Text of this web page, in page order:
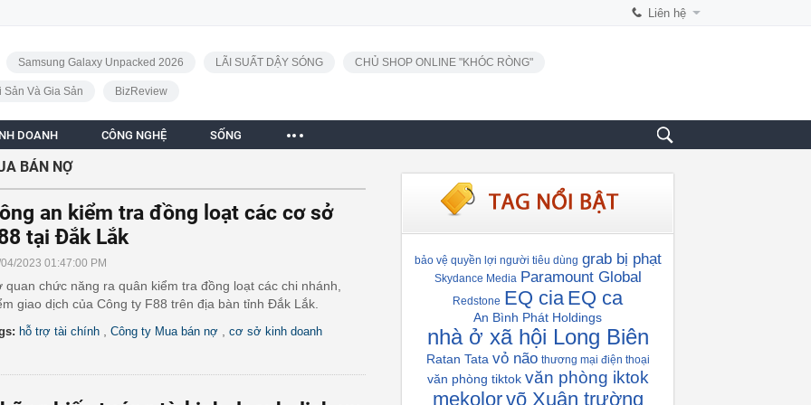
Liên hệ
Samsung Galaxy Unpacked 2026 LÃI SUẤT DẬY SÓNG CHỦ SHOP ONLINE "KHÓC RÒNG"
Sản Và Gia Sản BizReview
DOANH CÔNG NGHỆ SỐNG
BÁN NỢ
an kiểm tra đồng loạt các cơ sở
tại Đắk Lắk
2023 01:47:00 PM
quan chức năng ra quân kiểm tra đồng loạt các chi nhánh,
giao dịch của Công ty F88 trên địa bàn tỉnh Đắk Lắk.
hỗ trợ tài chính Công ty Mua bán nợ cơ sở kinh doanh
bảo vệ quyền lợi người tiêu dùng grab bị phạt
Skydance Media Paramount Global
Redstone EQ cia EQ ca
An Bình Phát Holdings
nhà ở xã hội Long Biên
Ratan Tata vỏ não thương mại điện thoại
văn phòng tiktok văn phòng iktok
mekolorvõ Xuân trường